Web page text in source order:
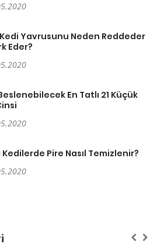
Yavrusunu Neden Reddeder
Eder?
En Tatlı 21 Küçük
Pire Nasıl Temizlenir?